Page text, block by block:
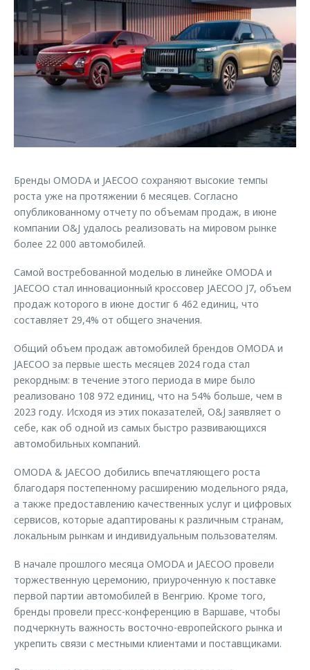
Страхование
Кредитный калькулятор
Аксессуары
Одежда и сувениры
Оригинальные аксессуары
Калькулятор трейд-ин
Дополнительная техническая поддержка
Руководства по эксплуатации
Клиентская поддержка
O&J Автоклуб
Клуб владельцев OMODA
Одежда и сувениры
Оригинальные аксессуары
Запчасти
Обратная связь
Бренды OMODA и JAECOO сохраняют высокие темпы
роста уже на протяжении 6 месяцев. Согласно
опубликованному отчету по объемам продаж, в июне
компании O&J удалось реализовать на мировом рынке
более 22 000 автомобилей.
Самой востребованной моделью в линейке OMODA и
JAECOO стал инновационный кроссовер JAECOO J7, объем
продаж которого в июне достиг 6 462 единиц, что
составляет 29,4% от общего значения.
Общий объем продаж автомобилей брендов OMODA и
JAECOO за первые шесть месяцев 2024 года стал
рекордным: в течение этого периода в мире было
реализовано 108 972 единиц, что на 54% больше, чем в
2023 году. Исходя из этих показателей, O&J заявляет о
себе, как об одной из самых быстро развивающихся
автомобильных компаний.
OMODA & JAECOO добились впечатляющего роста
благодаря постепенному расширению модельного ряда,
а также предоставлению качественных услуг и цифровых
сервисов, которые адаптированы к различным странам,
локальным рынкам и индивидуальным пользователям.
В начале прошлого месяца OMODA и JAECOO провели
торжественную церемонию, приуроченную к поставке
первой партии автомобилей в Венгрию. Кроме того,
бренды провели пресс-конференцию в Варшаве, чтобы
подчеркнуть важность восточно-европейского рынка и
укрепить связи с местными клиентами и поставщиками.